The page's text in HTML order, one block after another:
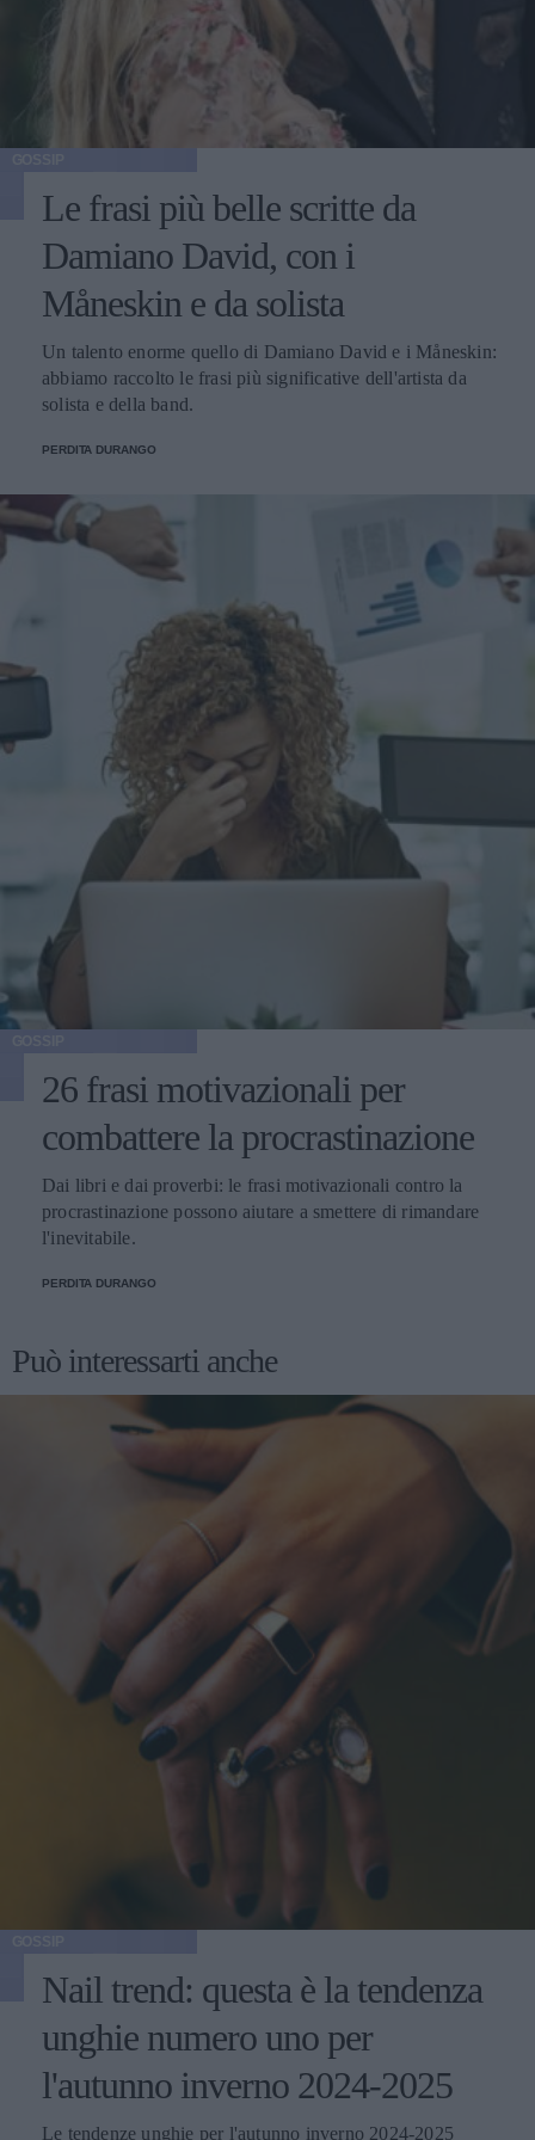
Le frasi più belle scritte da
Damiano David, con i
Måneskin e da solista
Un talento enorme quello di Damiano David e i Måneskin:
abbiamo raccolto le frasi più significative dell'artista da
solista e della band.
PERDITA DURANGO
26 frasi motivazionali per
combattere la procrastinazione
Dai libri e dai proverbi: le frasi motivazionali contro la
procrastinazione possono aiutare a smettere di rimandare
l'inevitabile.
PERDITA DURANGO
Può interessarti anche
Nail trend: questa è la tendenza
unghie numero uno per
l'autunno inverno 2024-2025
Le tendenze unghie per l'autunno inverno 2024-2025